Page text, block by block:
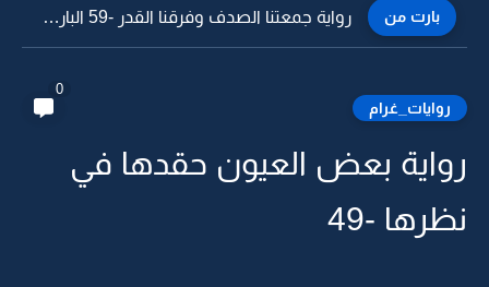
بارت من رواية جمعتنا الصدف وفرقنا القدر -58
روايات_غرام
0
رواية بعض العيون حقدها في
نظرها -49